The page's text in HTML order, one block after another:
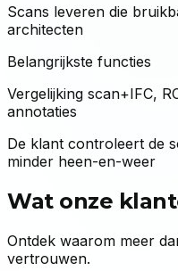
Scans leveren die
architecten
Belangrijkste functies
Vergelijking scan+IFC,
annotaties
De klant controleert de
minder heen-en-weer
Wat onze
Ontdek waarom meer
vertrouwen.